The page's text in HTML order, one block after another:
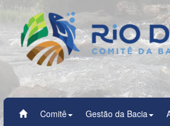
Comitê Gestão da Bacia